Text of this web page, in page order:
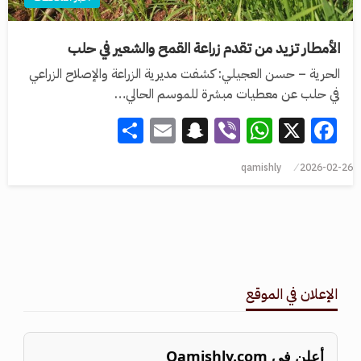
الأمطار تزيد من تقدم زراعة القمح والشعير في حلب
الحرية – حسن العجيلي: كشفت مديرية الزراعة والإصلاح الزراعي
في حلب عن معطيات مبشرة للموسم الحالي…
Facebook
X
WhatsApp
Viber
Snapchat
Email
2026-02-26
qamishly
الإعلان في الموقع
أعلن في Qamishly.com